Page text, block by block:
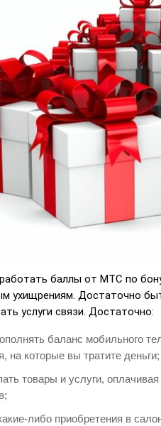
баллы от МТС по
ухищрениям. Достаточно
услуги связи. Достаточно:
баланс мобильного
на которые вы тратите деньги;
товары и услуги,
либо приобретения в